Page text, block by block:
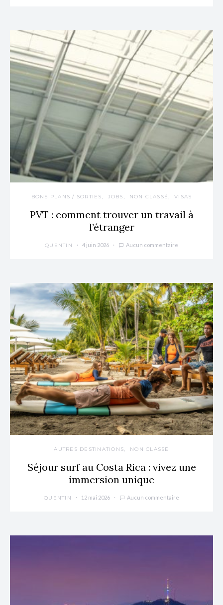
BONS PLANS / SORTIES JOBS NON CLASSÉ VISAS
PVT : comment trouver un travail à
l’étranger
QUENTIN 4 juin 2026 Aucun commentaire
AUTRES DESTINATIONS NON CLASSÉ
Séjour surf au Costa Rica : vivez une
immersion unique
QUENTIN 12 mai 2026 Aucun commentaire